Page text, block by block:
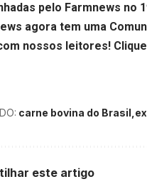
pelo Farmnews no
agora tem uma
nossos leitores!
carne bovina do Brasil
este artigo